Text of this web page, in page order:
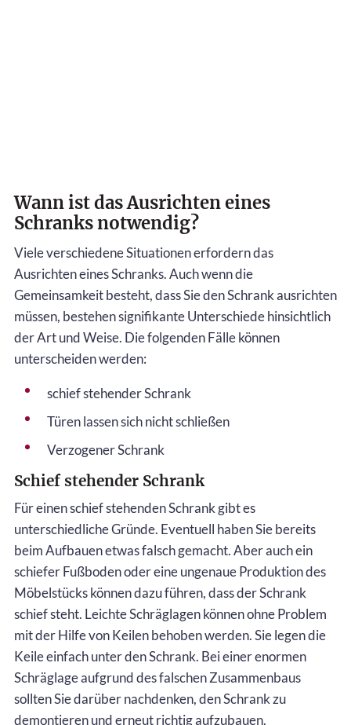
Wann ist das Ausrichten eines
Schranks notwendig?
Viele verschiedene Situationen erfordern das
Ausrichten eines Schranks. Auch wenn die
Gemeinsamkeit besteht, dass Sie den Schrank ausrichten
müssen, bestehen signifikante Unterschiede hinsichtlich
der Art und Weise. Die folgenden Fälle können
unterscheiden werden:
schief stehender Schrank
Türen lassen sich nicht schließen
Verzogener Schrank
Schief stehender Schrank
Für einen schief stehenden Schrank gibt es
unterschiedliche Gründe. Eventuell haben Sie bereits
beim Aufbauen etwas falsch gemacht. Aber auch ein
schiefer Fußboden oder eine ungenaue Produktion des
Möbelstücks können dazu führen, dass der Schrank
schief steht. Leichte Schräglagen können ohne Problem
mit der Hilfe von Keilen behoben werden. Sie legen die
Keile einfach unter den Schrank. Bei einer enormen
Schräglage aufgrund des falschen Zusammenbaus
sollten Sie darüber nachdenken, den Schrank zu
demontieren und erneut richtig aufzubauen.